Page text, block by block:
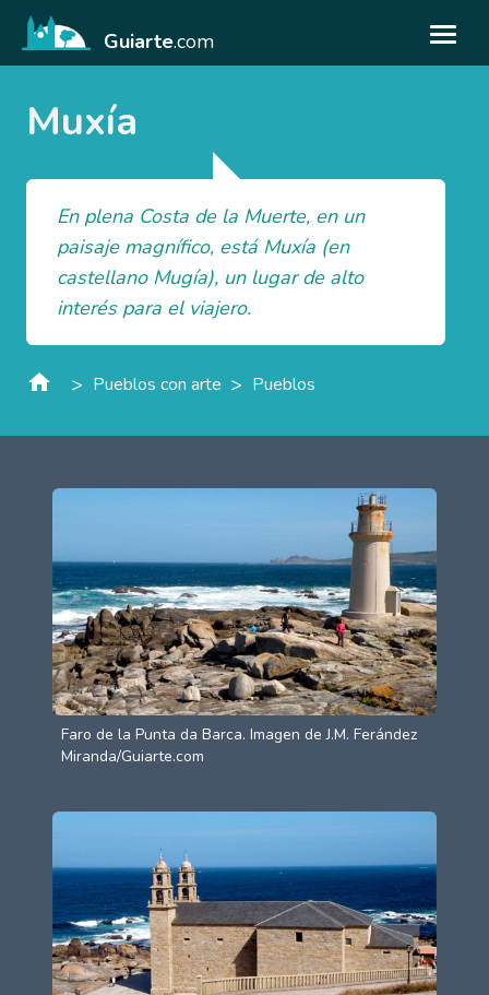
Guiarte.com
Muxía
En plena Costa de la Muerte, en un
paisaje magnífico, está Muxía (en
castellano Mugía), un lugar de alto
interés para el viajero.
> Pueblos con arte > Pueblos
Faro de la Punta da Barca. Imagen de J.M. Ferández
Miranda/Guiarte.com